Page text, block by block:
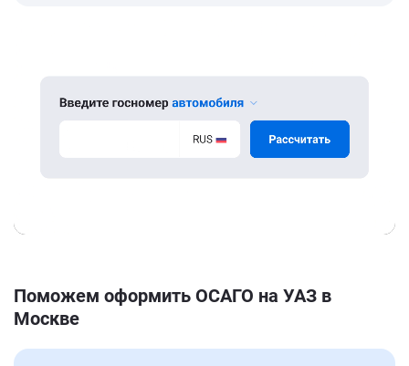
Поможем оформить ОСАГО на УАЗ в
Москве